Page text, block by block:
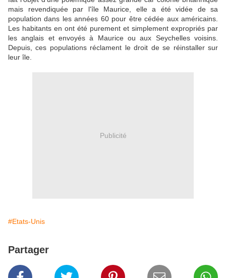
mais revendiquée par l'île Maurice, elle a été vidée de sa
population dans les années 60 pour être cédée aux américains.
Les habitants en ont été purement et simplement expropriés par
les anglais et envoyés à Maurice ou aux Seychelles voisins.
Depuis, ces populations réclament le droit de se réinstaller sur
leur île.
Publicité
#Etats-Unis
Partager